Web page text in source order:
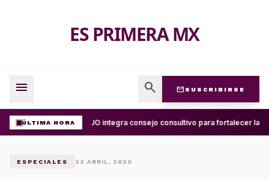
ES PRIMERA MX
menu search mail SUSCRIBIRSE
ÚLTIMA HORAUABJO integra consejo consultivo para fortalecer la
ESPECIALES 22 ABRIL, 2020